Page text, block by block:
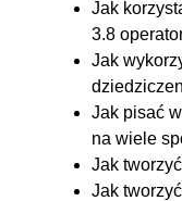
3.19. Metody
__setitem__,
3.20. Pickle,
metody atrybutów
3.21. Wszystkie
specjalne w
Jak
3.8
Jak
Jak pisać
na wiele
Jak
Jak